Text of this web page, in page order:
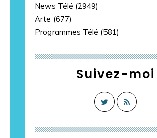
News Télé (2949)
Arte (677)
Programmes Télé (581)
Suivez-moi